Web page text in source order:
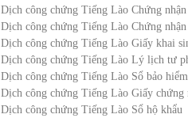
Dịch công chứng Tiếng Lào Chứng
Dịch công chứng Tiếng Lào Chứng
Dịch công chứng Tiếng Lào Giấy khai
Dịch công chứng Tiếng Lào Lý lịch tư
Dịch công chứng Tiếng Lào Sổ bảo
Dịch công chứng Tiếng Lào Giấy chứng
Dịch công chứng Tiếng Lào Sổ hộ khẩu